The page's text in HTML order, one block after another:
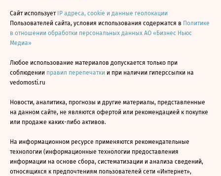
Сайт использует IP адреса, cookie и данные геолокации
Пользователей сайта, условия использования содержатся в Политике
в отношении обработки персональных данных АО «Бизнес Ньюс
Медиа»
Любое использование материалов допускается только при
соблюдении правил перепечатки и при наличии гиперссылки на
vedomosti.ru
Новости, аналитика, прогнозы и другие материалы, представленные
на данном сайте, не являются офертой или рекомендацией к покупке
или продаже каких-либо активов.
На информационном ресурсе применяются рекомендательные
технологии (информационные технологии предоставления
информации на основе сбора, систематизации и анализа сведений,
относящихся к предпочтениям пользователей сети «Интернет»,